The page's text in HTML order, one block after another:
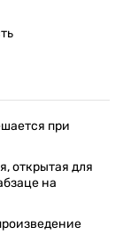
при
открытая для
на